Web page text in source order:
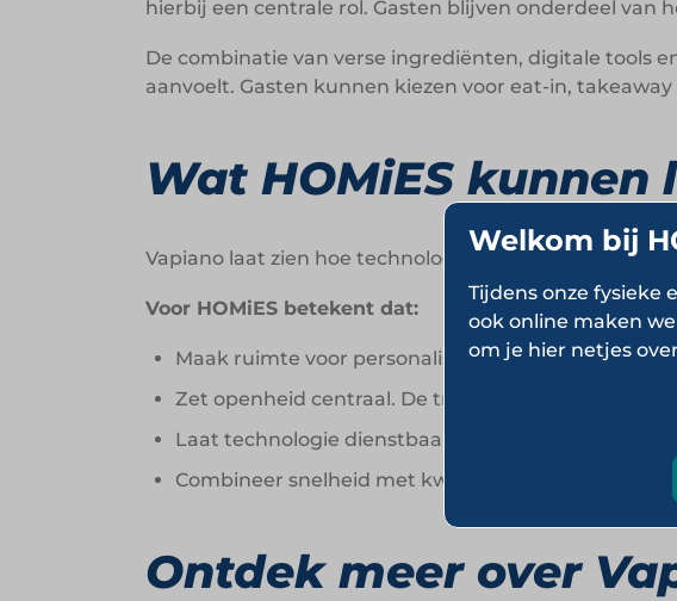
hierbij een centrale rol. Gasten blijven onderdeel van
De combinatie van verse ingrediënten, digitale tools
aanvoelt. Gasten kunnen kiezen voor eat-in,
Wat HOMiES
Vapiano laat zien hoe technologie, versbeleving en
Voor HOMiES betekent dat:
Maak ruimte voor personalisatie. Kleine
Zet openheid centraal. De transparantie van een
Laat technologie dienstbaar zijn. Slimme tools
Combineer snelheid met kwaliteit. Efficiëntie hoeft
Ontdek meer over
Welkom bij
Tijdens onze fysieke
ook online maken
om je hier netjes